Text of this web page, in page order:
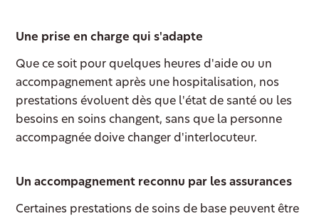
Une prise en charge qui s'adapte
Que ce soit pour quelques heures d'aide ou un
accompagnement après une hospitalisation, nos
prestations évoluent dès que l'état de santé ou les
besoins en soins changent, sans que la personne
accompagnée doive changer d'interlocuteur.
Un accompagnement reconnu par les assurances
Certaines prestations de soins de base peuvent être